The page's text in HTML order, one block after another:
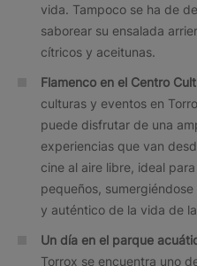
vida. Tampoco se ha de
saborear su ensalada
cítricos y aceitunas.
Flamenco en el Centro
culturas y eventos en
puede disfrutar de una
experiencias que van
cine al aire libre, ideal
pequeños,
y auténtico de la vida de
Un día en el parque
Torrox se encuentra uno